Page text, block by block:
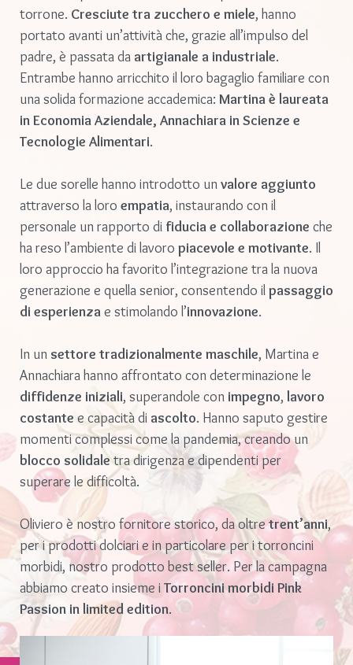
torrone. Cresciute tra zucchero e miele, hanno
portato avanti un’attività che, grazie all’impulso del
padre, è passata da artigianale a industriale.
Entrambe hanno arricchito il loro bagaglio familiare con
una solida formazione accademica: Martina è laureata
in Economia Aziendale, Annachiara in Scienze e
Tecnologie Alimentari.
Le due sorelle hanno introdotto unvalore aggiunto
attraverso la loro empatia, instaurando con il
personale un rapporto di fiducia e collaborazione che
ha reso l’ambiente di lavoro piacevole e motivante. Il
loro approccio ha favorito l’integrazione tra la nuova
generazione e quella senior, consentendo ilpassaggio
di esperienzae stimolando l’innovazione.
In un settore tradizionalmente maschile, Martina e
Annachiara hanno affrontato con determinazione le
diffidenze iniziali, superandole con impegno, lavoro
costante e capacità di ascolto. Hanno saputo gestire
momenti complessi come la pandemia, creando un
blocco solidaletra dirigenza e dipendenti per
superare le difficoltà.
Oliviero è nostro fornitore storico, da oltretrent’anni,
per i prodotti dolciari e in particolare per i torroncini
morbidi, nostro prodotto best seller. Per la campagna
abbiamo creato insieme iTorroncini morbidi Pink
Passion in limited edition.